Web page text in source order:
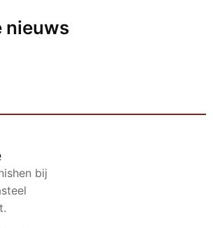
nieuws
bij